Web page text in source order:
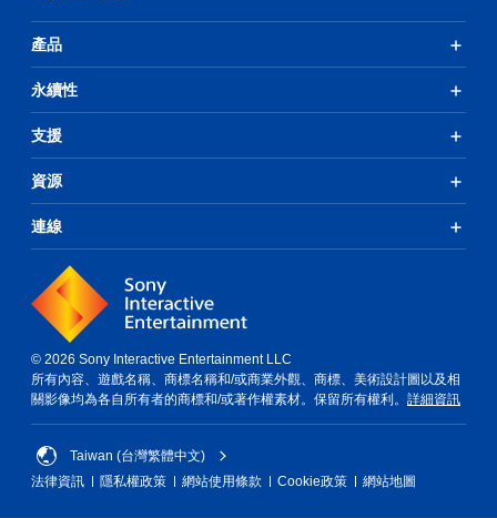
產品
永續性
支援
資源
連線
© 2026 Sony Interactive Entertainment LLC
所有內容、遊戲名稱、商標名稱和/或商業外觀、商標、美術設計圖以及相
關影像均為各自所有者的商標和/或著作權素材。保留所有權利。 詳細資訊
Taiwan (台灣繁體中文)
法律資訊
隱私權政策 網站使用條款 Cookie政策 網站地圖